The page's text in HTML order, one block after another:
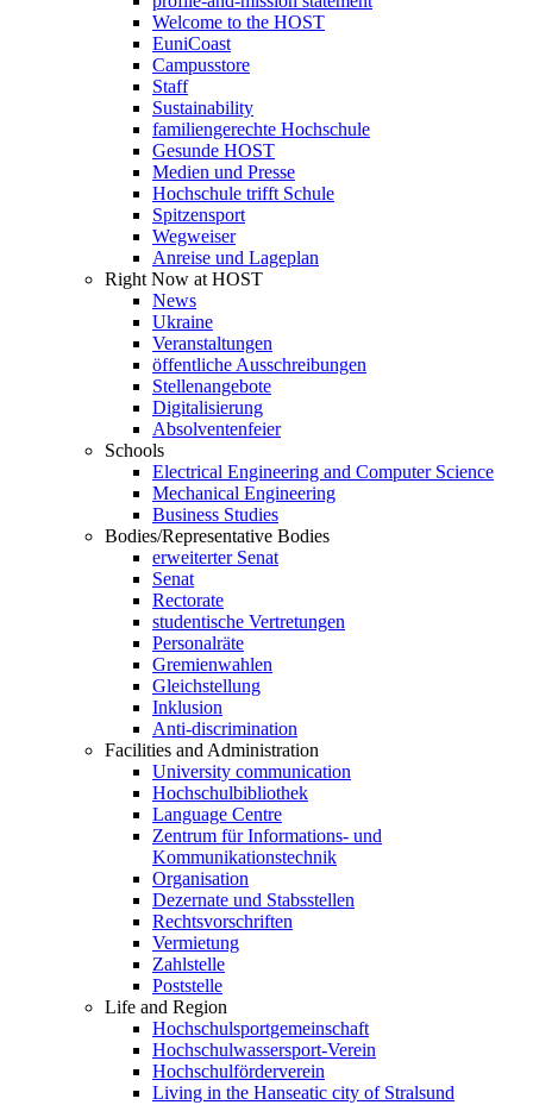
Welcome to the HOST
EuniCoast
Campusstore
Staff
Sustainability
familiengerechte Hochschule
Gesunde HOST
Medien und Presse
Hochschule trifft Schule
Spitzensport
Wegweiser
Anreise und Lageplan
Right Now at HOST
News
Ukraine
Veranstaltungen
öffentliche Ausschreibungen
Stellenangebote
Digitalisierung
Absolventenfeier
Schools
Electrical Engineering and Computer Science
Mechanical Engineering
Business Studies
Bodies/Representative Bodies
erweiterter Senat
Senat
Rectorate
studentische Vertretungen
Personalräte
Gremienwahlen
Gleichstellung
Inklusion
Anti-discrimination
Facilities and Administration
University communication
Hochschulbibliothek
Language Centre
Zentrum für Informations- und
Kommunikationstechnik
Organisation
Dezernate und Stabsstellen
Rechtsvorschriften
Vermietung
Zahlstelle
Poststelle
Life and Region
Hochschulsportgemeinschaft
Hochschulwassersport-Verein
Hochschulförderverein
Living in the Hanseatic city of Stralsund